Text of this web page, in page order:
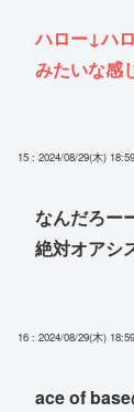
ハロー↓ハ
みたいな感
15 : 2024/08/29(木)
なんだろー
絶対オアシ
16 : 2024/08/29(木)
ace of